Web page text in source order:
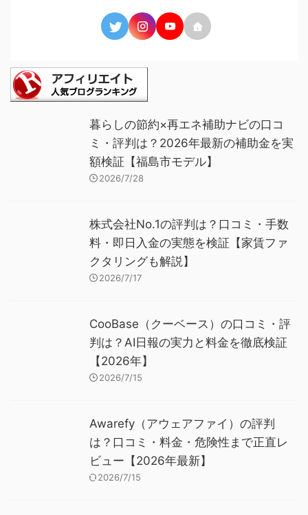
暮らしの節約×再エネ補助ナビの口コ
ミ・評判は？2026年最新の補助金を実
額検証【福島市モデル】
2026/7/28
株式会社No.1の評判は？口コミ・手数
料・即日入金の実態を検証【家賃ファ
クタリングも解説】
2026/7/17
CooBase（クーベース）の口コミ・評
判は？AI日報の実力と料金を徹底検証
【2026年】
2026/7/15
Awarefy（アウェアファイ）の評判
は？口コミ・料金・危険性まで正直レ
ビュー【2026年最新】
2026/7/15